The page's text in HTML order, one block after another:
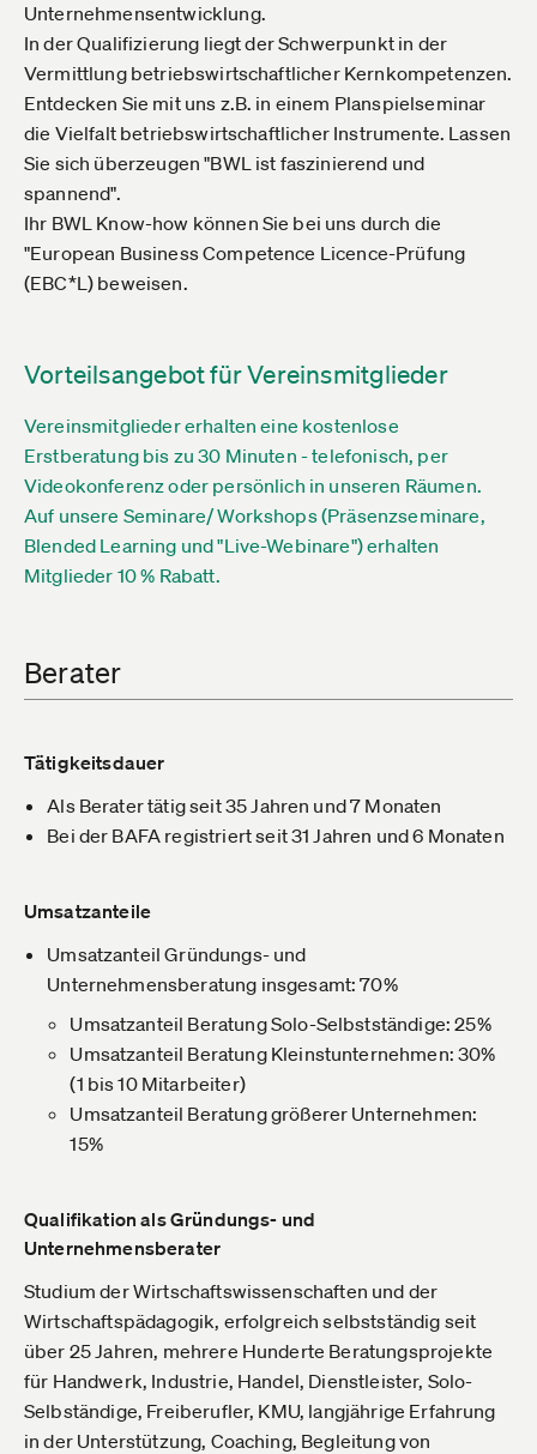
Unternehmensentwicklung.
In der Qualifizierung liegt der Schwerpunkt in der
Vermittlung betriebswirtschaftlicher Kernkompetenzen.
Entdecken Sie mit uns z.B. in einem Planspielseminar
die Vielfalt betriebswirtschaftlicher Instrumente. Lassen
Sie sich überzeugen "BWL ist faszinierend und
spannend".
Ihr BWL Know-how können Sie bei uns durch die
"European Business Competence Licence-Prüfung
(EBC*L) beweisen.
Vorteilsangebot für Vereinsmitglieder
Vereinsmitglieder erhalten eine kostenlose
Erstberatung bis zu 30 Minuten - telefonisch, per
Videokonferenz oder persönlich in unseren Räumen.
Auf unsere Seminare/ Workshops (Präsenzseminare,
Blended Learning und "Live-Webinare") erhalten
Mitglieder 10 % Rabatt.
Berater
Tätigkeitsdauer
Als Berater tätig seit 35 Jahren und 7 Monaten
Bei der BAFA registriert seit 31 Jahren und 6 Monaten
Umsatzanteile
Umsatzanteil Gründungs- und
Unternehmensberatung insgesamt: 70%
Umsatzanteil Beratung Solo-Selbstständige: 25%
Umsatzanteil Beratung Kleinstunternehmen: 30%
(1 bis 10 Mitarbeiter)
Umsatzanteil Beratung größerer Unternehmen:
15%
Qualifikation als Gründungs- und
Unternehmensberater
Studium der Wirtschaftswissenschaften und der
Wirtschaftspädagogik, erfolgreich selbstständig seit
über 25 Jahren, mehrere Hunderte Beratungsprojekte
für Handwerk, Industrie, Handel, Dienstleister, Solo-
Selbständige, Freiberufler, KMU, langjährige Erfahrung
in der Unterstützung, Coaching, Begleitung von